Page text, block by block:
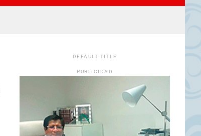
DEFAULT TITLE
PUBLICIDAD